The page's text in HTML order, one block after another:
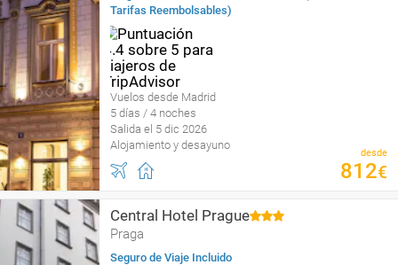
Tarifas Reembolsables)
Vuelos desde Madrid
5 días / 4 noches
Salida el 5 dic 2026
Alojamiento y desayuno
desde
812€
Central Hotel Prague
Praga
Seguro de Viaje Incluido